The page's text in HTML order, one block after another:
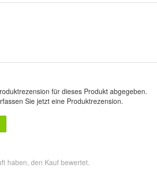
für dieses Produkt abgegeben.
Sie jetzt eine Produktrezension.
haben, den Kauf bewertet.